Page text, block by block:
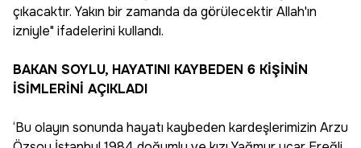
çıkacaktır. Yakın bir zamanda da görülecektir Allah'ın
izniyle" ifadelerini kullandı.
BAKAN SOYLU, HAYATINI KAYBEDEN 6 KİŞİNİN
İSİMLERİNİ AÇIKLADI
‘Bu olayın sonunda hayatı kaybeden kardeşlerimizin Arzu